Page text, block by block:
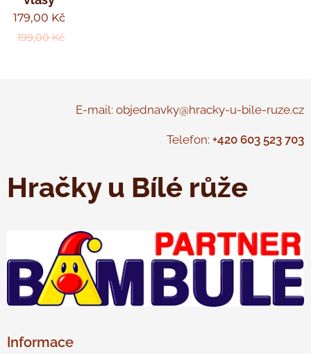
179,00 Kč
199,00Kč
E-mail: objednavky@hracky-u-bile-ruze.cz
Telefon: +420 603 523 703
Hračky u Bílé růže
Informace